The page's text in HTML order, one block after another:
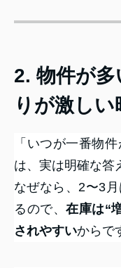
2. 物件が
りが激しい
「いつが一番物
は、実は明確な答
なぜなら、2〜3
るので、在庫は“
されやすいからで